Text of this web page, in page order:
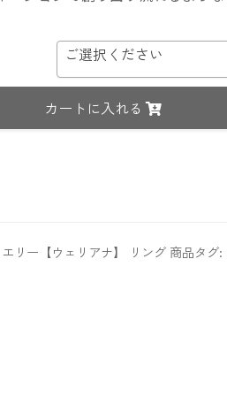
ご選択ください
カートに入れる
リー【ウェリアナ】 リング 商品タグ: